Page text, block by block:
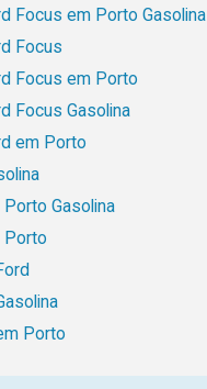
Focus em Porto Gasolina
Focus
Focus em Porto
Focus Gasolina
em Porto
Gasolina
Porto
Porto